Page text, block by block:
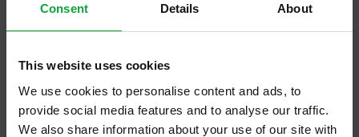
Consent Details About
This website uses cookies
We use cookies to personalise content and ads, to
provide social media features and to analyse our traffic.
We also share information about your use of our site with
Montemerano (GR),che proponeva una
strepitosa Crema di ceci con calamaretti
spillo e cenere all'aglio bruciato.